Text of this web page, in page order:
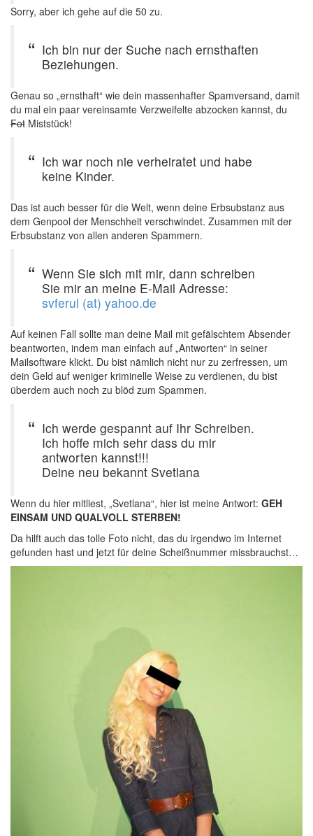
Sorry, aber ich gehe auf die 50 zu.
Ich bin nur der Suche nach ernsthaften
Beziehungen.
Genau so „ernsthaft“ wie dein massenhafter Spamversand, damit
du mal ein paar vereinsamte Verzweifelte abzocken kannst, du
Fot Miststück!
Ich war noch nie verheiratet und habe
keine Kinder.
Das ist auch besser für die Welt, wenn deine Erbsubstanz aus
dem Genpool der Menschheit verschwindet. Zusammen mit der
Erbsubstanz von allen anderen Spammern.
Wenn Sie sich mit mir, dann schreiben
Sie mir an meine E-Mail Adresse:
svferul (at) yahoo.de
Auf keinen Fall sollte man deine Mail mit gefälschtem Absender
beantworten, indem man einfach auf „Antworten“ in seiner
Mailsoftware klickt. Du bist nämlich nicht nur zu zerfressen, um
dein Geld auf weniger kriminelle Weise zu verdienen, du bist
überdem auch noch zu blöd zum Spammen.
Ich werde gespannt auf Ihr Schreiben.
Ich hoffe mich sehr dass du mir
antworten kannst!!!
Deine neu bekannt Svetlana
Wenn du hier mitliest, „Svetlana“, hier ist meine Antwort: GEH
EINSAM UND QUALVOLL STERBEN!
Da hilft auch das tolle Foto nicht, das du irgendwo im Internet
gefunden hast und jetzt für deine Scheißnummer missbrauchst…